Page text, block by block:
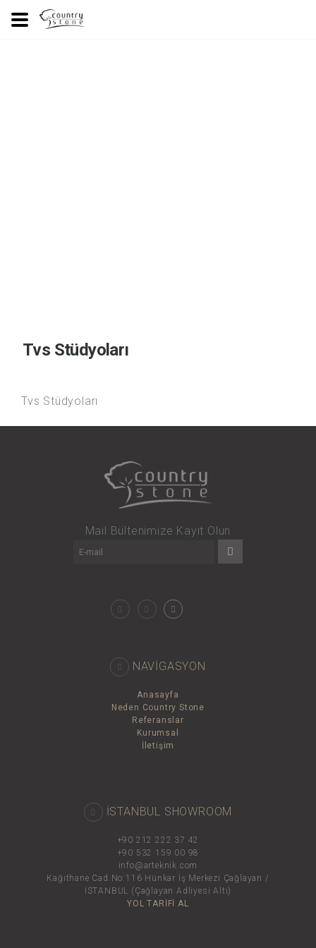
Tvs Stüdyoları
Tvs Stüdyoları
Mail Bültenimize Kayıt Olun
NAVİGASYON
Anasayfa
Neden Country Stone
Referanslar
Kurumsal
İletişim
İSTANBUL SHOWROOM
+90 212 222 37 42
+90 532 159 00 98
info@arteknik.com
Kağıthane Cad.No:116 Hünkar İş Merkezi Çağlayan /
İSTANBUL (Çağlayan Adliyesi Altı)
YOL TARİFİ AL